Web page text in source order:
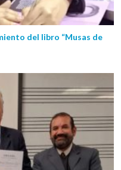
del libro “Musas de